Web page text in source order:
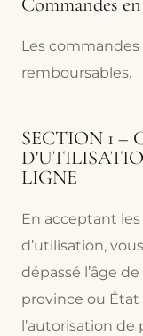
Les
remboursables.
SECTION 1 –
LIGNE
En acceptant
d’utilisation,
dépassé l’âge
province ou
l’autorisation